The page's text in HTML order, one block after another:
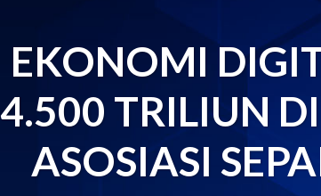
EKONOMI
4.500 TRILIUN
ASOSIASI